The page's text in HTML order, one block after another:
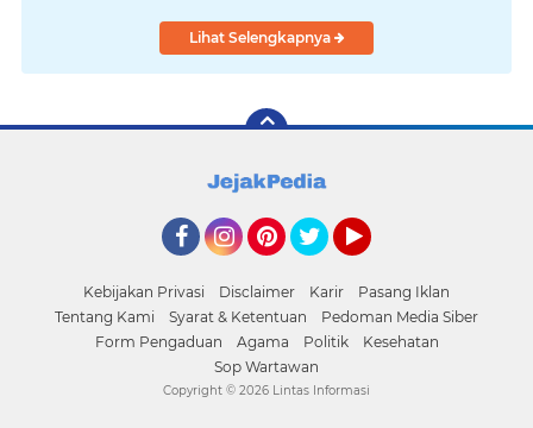
Lihat Selengkapnya
Kebijakan Privasi Disclaimer Karir
Pasang Iklan
Tentang Kami
Syarat & Ketentuan
Pedoman Media Siber
Form Pengaduan
Agama Politik
Kesehatan
Sop Wartawan
Copyright © 2026 Lintas Informasi